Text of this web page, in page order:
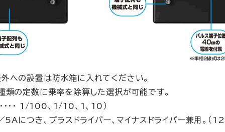
への設置は防水箱に入れてください。
の定数に乗率を除算した選択が可能です。
・・ 1/100、1/10、1、10）
につき、プラスドライバー、マイナスドライバー兼用。（